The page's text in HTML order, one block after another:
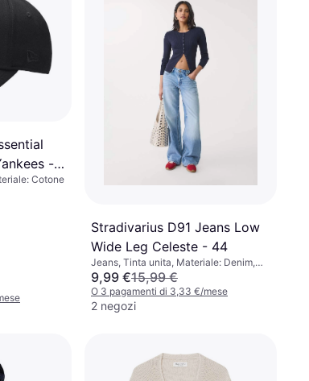
-
Cotone
Stradivarius D91 Jeans Low
Wide Leg Celeste - 44
Jeans, Tinta unita, Materiale: Denim,
Cotone
9,99 €15,99 €
O 3 pagamenti di 3,33 €/mese
2 negozi